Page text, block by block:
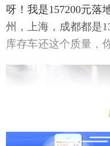
呀！我是157200元落
州，上海，成都都是
库存车还这个质量，